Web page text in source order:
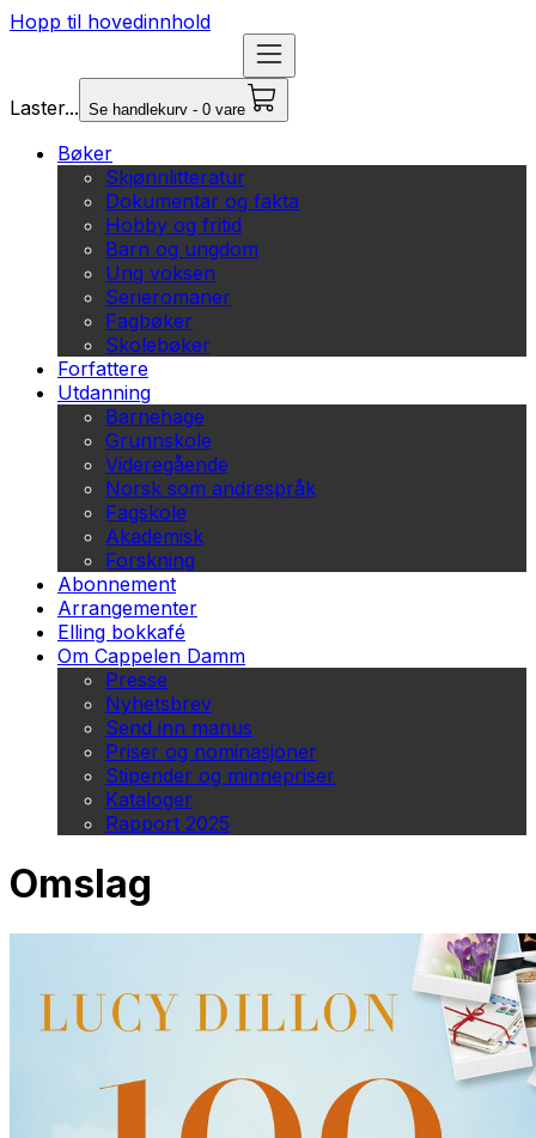
Hopp til hovedinnhold
Laster... Se handlekurv - 0 vare
Bøker
Skjønnlitteratur
Dokumentar og fakta
Hobby og fritid
Barn og ungdom
Ung voksen
Serieromaner
Fagbøker
Skolebøker
Forfattere
Utdanning
Barnehage
Grunnskole
Videregående
Norsk som andrespråk
Fagskole
Akademisk
Forskning
Abonnement
Arrangementer
Elling bokkafé
Om Cappelen Damm
Presse
Nyhetsbrev
Send inn manus
Priser og nominasjoner
Stipender og minnepriser
Kataloger
Rapport 2025
Omslag